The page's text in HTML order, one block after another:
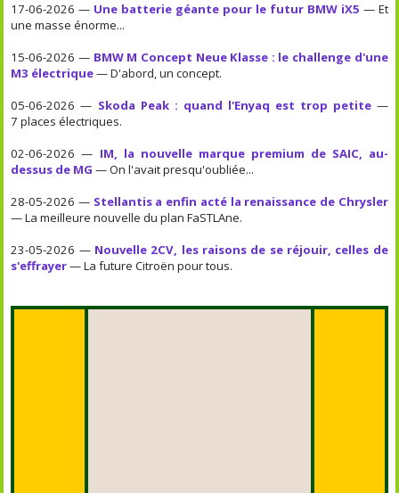
17-06-2026 — Une batterie géante pour le futur BMW iX5 — Et
une masse énorme...
15-06-2026 — BMW M Concept Neue Klasse : le challenge d'une
M3 électrique— D'abord, un concept.
05-06-2026 — Skoda Peak : quand l'Enyaq est trop petite—
7 places électriques.
02-06-2026 — IM, la nouvelle marque premium de SAIC, au-
dessus de MG — On l'avait presqu'oubliée...
28-05-2026 — Stellantis a enfin acté la renaissance de Chrysler
— La meilleure nouvelle du plan FaSTLAne.
23-05-2026 — Nouvelle 2CV, les raisons de se réjouir, celles de
s'effrayer— La future Citroën pour tous.